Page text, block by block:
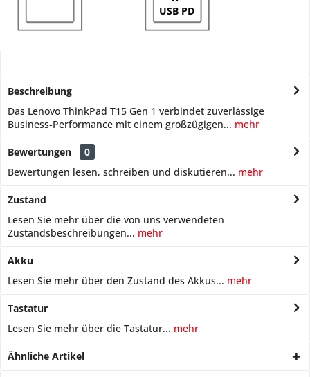
USB PD
Beschreibung
Das Lenovo ThinkPad T15 Gen 1 verbindet zuverlässige
Business-Performance mit einem großzügigen... mehr
Bewertungen
0
Bewertungen lesen, schreiben und diskutieren... mehr
Zustand
Lesen Sie mehr über die von uns verwendeten
Zustandsbeschreibungen... mehr
Akku
Lesen Sie mehr über den Zustand des Akkus... mehr
Tastatur
Lesen Sie mehr über die Tastatur... mehr
Ähnliche Artikel